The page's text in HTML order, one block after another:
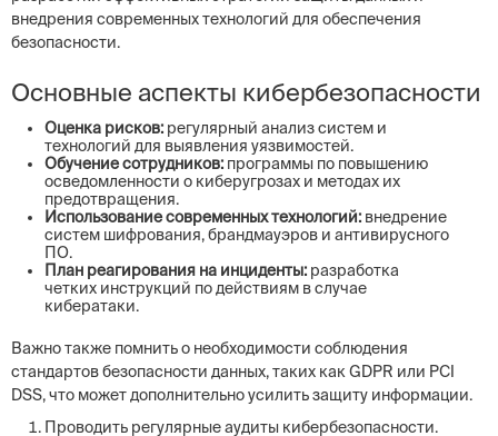
внедрения современных технологий для обеспечения
безопасности.
Основные аспекты кибербезопасности
Оценка рисков: регулярный анализ систем и
технологий для выявления уязвимостей.
Обучение сотрудников: программы по повышению
осведомленности о киберугрозах и методах их
предотвращения.
Использование современных технологий: внедрение
систем шифрования, брандмауэров и антивирусного
ПО.
План реагирования на инциденты: разработка
четких инструкций по действиям в случае
кибератаки.
Важно также помнить о необходимости соблюдения
стандартов безопасности данных, таких как GDPR или PCI
DSS, что может дополнительно усилить защиту информации.
Проводить регулярные аудиты кибербезопасности.